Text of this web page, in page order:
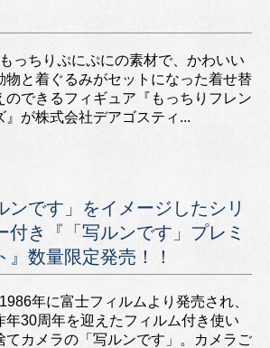
もっちりぷにぷにの素材で、かわいい
物と着ぐるみがセットになった着せ替
のできるフィギュア『もっちりフレン
』が株式会社デアゴスティ...
ンです」をイメージしたシリ
付き『「写ルンです」プレミ
』数量限定発売！！
1986年に富士フィルムより発売され、
年30周年を迎えたフィルム付き使い
てカメラの「写ルンです」。カメラご